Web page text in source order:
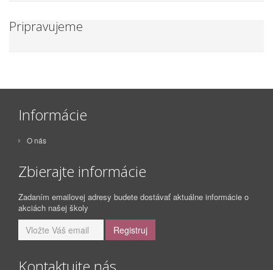
Pripravujeme
Informácie
O nás
Zbierajte informácie
Zadaním emailovej adresy budete dostávať aktuálne informácie o
akciách našej školy